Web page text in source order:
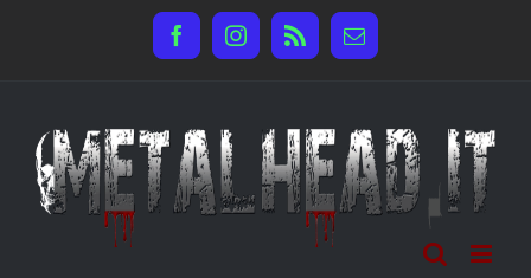
FacebookInstagram
Rss Email